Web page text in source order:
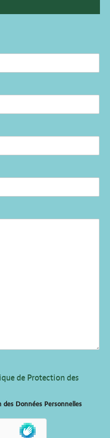
de Protection des
Données Personnelles